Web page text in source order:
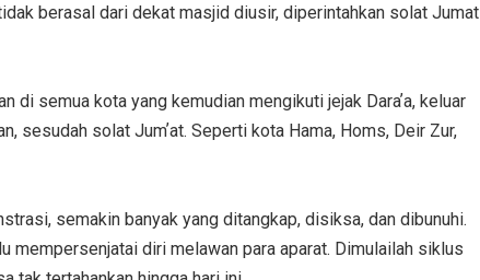
berasal dari dekat masjid diusir, diperintahkan solat Jumat
di semua kota yang kemudian mengikuti jejak Daraʼa, keluar
sesudah solat Jumʼat. Seperti kota Hama, Homs, Deir Zur,
semakin banyak yang ditangkap, disiksa, dan dibunuhi.
mempersenjatai diri melawan para aparat. Dimulailah siklus